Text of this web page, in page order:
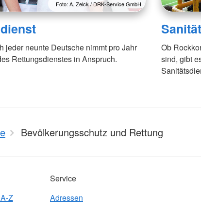
Foto: A. Zelck / DRK-Service GmbH
jeder neunte Deutsche nimmt pro Jahr
Rettungsdienstes in Anspruch.
Ob
sind, gibt
Bevölkerungsschutz und Rettung
Z
Service
Adressen